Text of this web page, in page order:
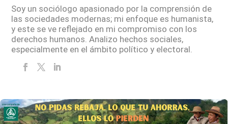
Soy un sociólogo apasionado por la comprensión de
las sociedades modernas; mi enfoque es humanista,
y este se ve reflejado en mi compromiso con los
derechos humanos. Analizo hechos sociales,
especialmente en el ámbito político y electoral.